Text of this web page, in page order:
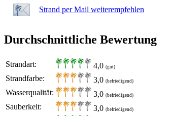
Strand per Mail weiterempfehlen
Durchschnittliche Bewertung
Strandart: 4,0 (gut)
Strandfarbe: 3,0 (befriedigend)
Wasserqualität: 3,0 (befriedigend)
Sauberkeit: 3,0 (befriedigend)